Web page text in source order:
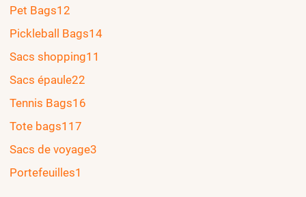
Pet Bags12
Pickleball Bags14
Sacs shopping11
Sacs épaule22
Tennis Bags16
Tote bags117
Sacs de voyage3
Portefeuilles1